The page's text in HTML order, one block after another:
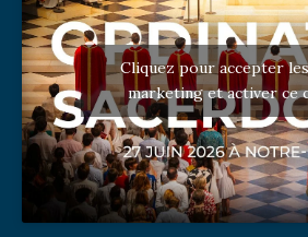
Cliquez pour accepter
marketing et activer ce